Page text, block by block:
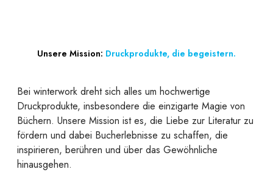
Unsere Mission: Druckprodukte, die begeistern.
Bei winterwork dreht sich alles um hochwertige
Druckprodukte, insbesondere die einzigarte Magie von
Büchern. Unsere Mission ist es, die Liebe zur Literatur zu
fördern und dabei Bucherlebnisse zu schaffen, die
inspirieren, berühren und über das Gewöhnliche
hinausgehen.